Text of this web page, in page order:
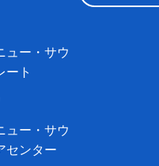
ュー・サウ
ート
ュー・サウ
センター